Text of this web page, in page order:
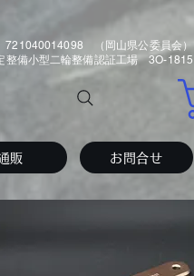
（岡山県公委員会）
整備小型二輪整備認証工場 3O-1815
販 お問合せ